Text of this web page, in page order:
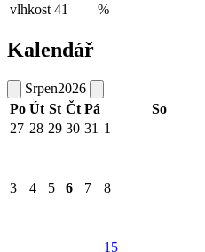
vlhkost 41 %
Kalendář
Srpen2026
Po Út St Čt Pá So
27 28 29 30 31 1
3 4 5 6 7 8
15